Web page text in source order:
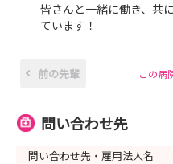
皆さんと一緒に働き、共
ています！
前の先輩 この病
問い合わせ先
問い合わせ先・雇用法人名